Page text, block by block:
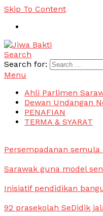
Skip To Content
Jiwa Bakti
Suara PBB Sarawak
Search
Search for:
Menu
Ahli Parlimen
Dewan Undangan
PENAFIAN
TERMA & SYARAT
Persempadanan
Sarawak guna model
Inisiatif pendidikan
92 prasekolah SeDidik